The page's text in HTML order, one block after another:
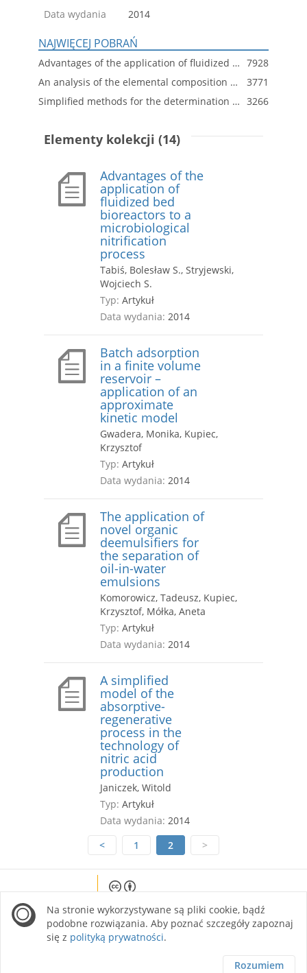
Data wydania 2014
NAJWIĘCEJ POBRAŃ
Advantages of the application of fluidized bed bioreactors to a microbiological nitrification process 7928
An analysis of the elemental composition of micro-samples using EDS technique
3771
Simplified methods for the determination of hydrogen sulphide acid in sediment contaminated by mining activities 3266
Elementy kolekcji (14)
Advantages of the
application of
fluidized bed
bioreactors to a
microbiological
nitrification
process
Tabiś, Bolesław S., Stryjewski,
Wojciech S.
Typ: Artykuł
Data wydania: 2014
Batch adsorption
in a finite volume
reservoir –
application of an
approximate
kinetic model
Gwadera, Monika, Kupiec,
Krzysztof
Typ: Artykuł
Data wydania: 2014
The application of
novel organic
deemulsifiers for
the separation of
oil-in-water
emulsions
Komorowicz, Tadeusz, Kupiec,
Krzysztof, Mółka, Aneta
Typ: Artykuł
Data wydania: 2014
A simplified
model of the
absorptive-
regenerative
process in the
technology of
nitric acid
production
Janiczek, Witold
Typ: Artykuł
Data wydania: 2014
<
1 2 >
site is licensed under a Creative Commons
Attribution 4.0 International license.
Na stronie wykorzystywane są pliki cookie, bądź
podobne rozwiązania. Aby poznać szczegóły zapoznaj
się z polityką prywatności.
Rozumiem